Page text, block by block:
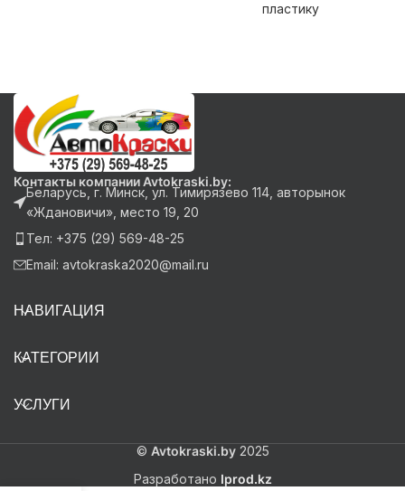
пластику
Контакты компании Avtokraski.by:
Беларусь, г. Минск, ул. Тимирязево 114, авторынок
«Ждановичи», место 19, 20
Тел: +375 (29) 569-48-25
Email: avtokraska2020@mail.ru
НАВИГАЦИЯ
КАТЕГОРИИ
УСЛУГИ
© Avtokraski.by2025
Разработано Iprod.kz